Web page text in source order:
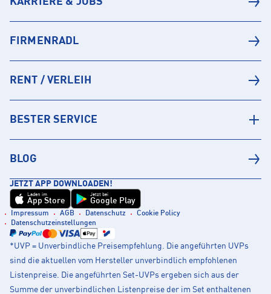
FIRMENRADL
RENT / VERLEIH
BESTER SERVICE
BLOG
JETZT APP DOWNLOADEN!
Laden im
App Store
Jetzt bei
Google Play
Impressum AGB Datenschutz
Cookie Policy
Datenschutzeinstellungen
*UVP = Unverbindliche Preisempfehlung. Die angeführten UVPs
sind die aktuellen vom Hersteller unverbindlich empfohlenen
Listenpreise. Die angeführten Set-UVPs ergeben sich aus der
Summe der unverbindlichen Listenpreise der im Set enthaltenen